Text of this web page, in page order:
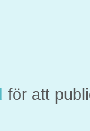
för att